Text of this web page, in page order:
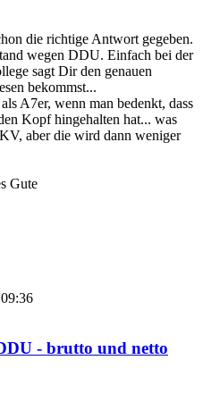
die richtige Antwort gegeben.
wegen DDU. Einfach bei der
sagt Dir den genauen
bekommst...
A7er, wenn man bedenkt, dass
Kopf hingehalten hat... was
aber die wird dann weniger
Gute
- brutto und netto